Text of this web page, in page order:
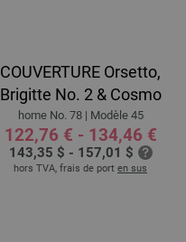
COUVERTURE Orsetto,
Brigitte No. 2 & Cosmo
home No. 78 | Modèle 45
122,76 € - 134,46 €
143,35 $ - 157,01 $
hors TVA, frais de port en sus